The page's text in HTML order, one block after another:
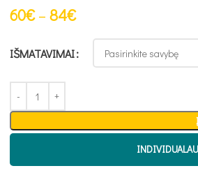
60€ – 84€
IŠMATAVIMAI